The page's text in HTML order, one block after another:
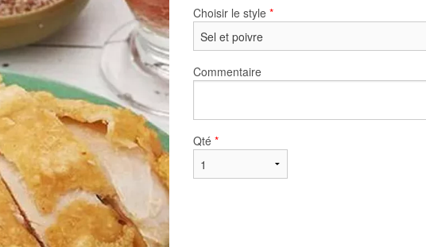
Choisir le style *
Commentaire
Qté *